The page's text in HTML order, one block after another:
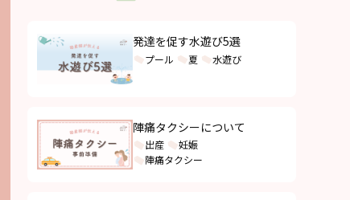
発達を促す水遊び5選
プール 夏 水遊び
陣痛タクシーについて
出産
妊娠
陣痛タクシー